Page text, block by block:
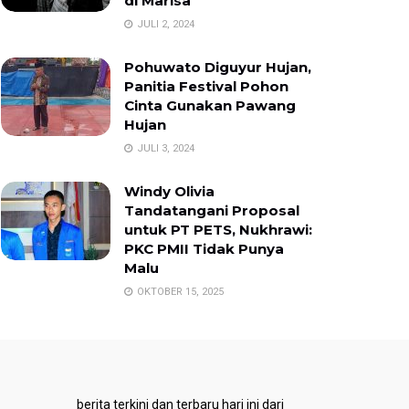
JULI 2, 2024
Pohuwato Diguyur Hujan,
Panitia Festival Pohon
Cinta Gunakan Pawang
Hujan
JULI 3, 2024
Windy Olivia
Tandatangani Proposal
untuk PT PETS, Nukhrawi:
PKC PMII Tidak Punya
Malu
OKTOBER 15, 2025
berita terkini dan terbaru hari ini dari